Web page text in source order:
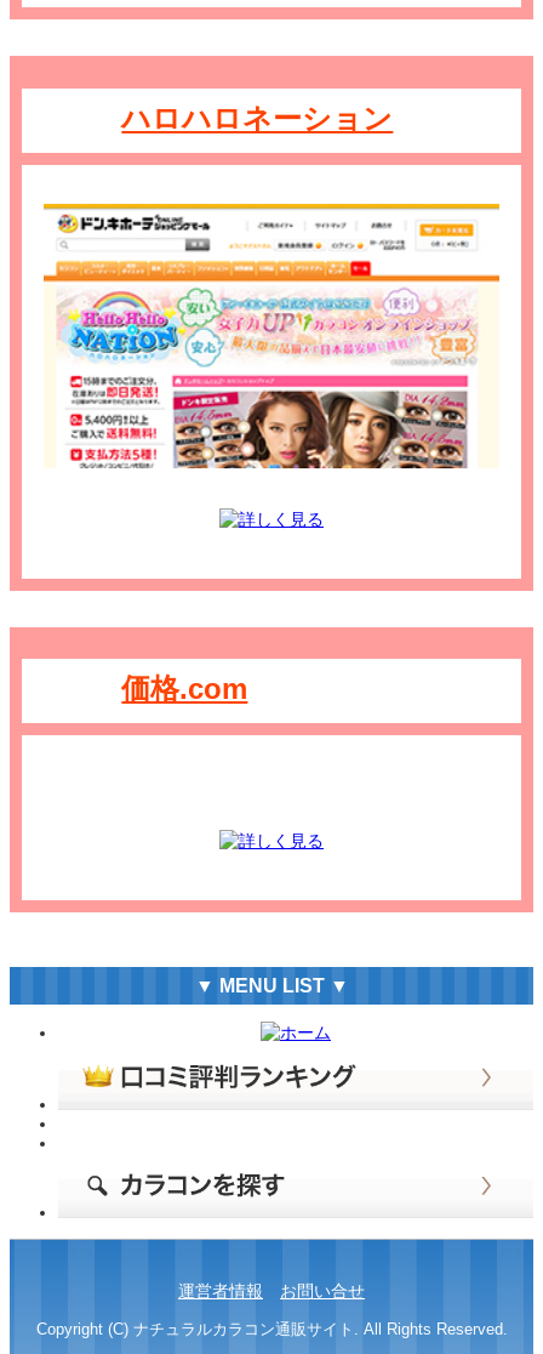
ハロハロネーション
価格.com
▼ MENU LIST ▼
運営者情報 お問い合せ
Copyright (C) ナチュラルカラコン通販サイト. All Rights Reserved.